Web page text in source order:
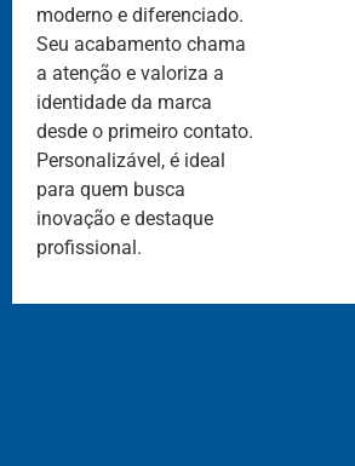
moderno e diferenciado.
Seu acabamento chama
a atenção e valoriza a
identidade da marca
desde o primeiro contato.
Personalizável, é ideal
para quem busca
inovação e destaque
profissional.